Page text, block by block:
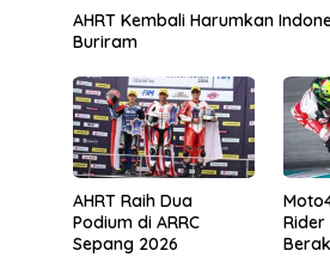
AHRT Kembali Harumkan
Buriram
AHRT Raih Dua
Podium di ARRC
Sepang 2026
Rider